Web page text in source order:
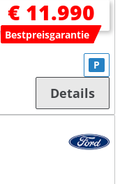
€ 11.990
Bestpreisgarantie
P
Details